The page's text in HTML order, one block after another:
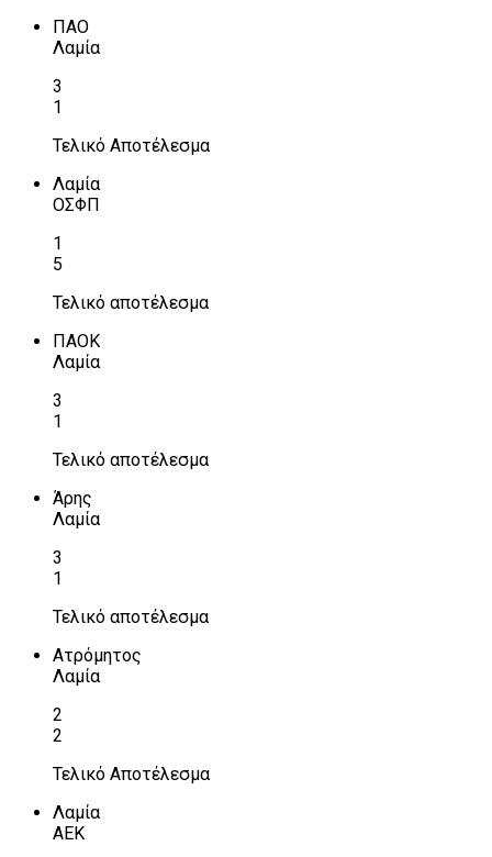
ΠΑΟ
Λαμία
3
1
Τελικό Αποτέλεσμα
Λαμία
ΟΣΦΠ
1
5
Τελικό αποτέλεσμα
ΠΑΟΚ
Λαμία
3
1
Τελικό αποτέλεσμα
Άρης
Λαμία
3
1
Τελικό αποτέλεσμα
Ατρόμητος
Λαμία
2
2
Τελικό Αποτέλεσμα
Λαμία
ΑΕΚ